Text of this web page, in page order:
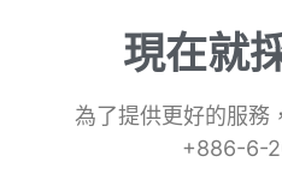
現在就
為了提供更好的服務
+886-6-